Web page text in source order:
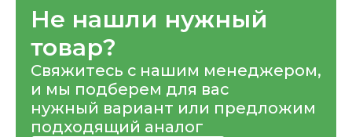
Не нашли нужный
товар?
Свяжитесь с нашим менеджером,
и мы подберем для вас
нужный вариант или предложим
подходящий аналог